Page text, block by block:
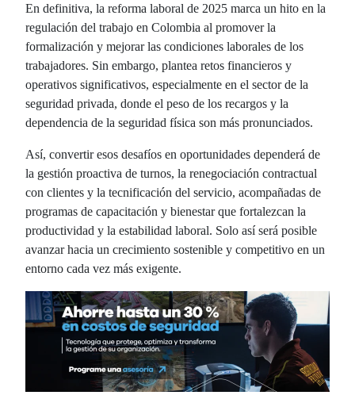
En definitiva, la reforma laboral de 2025 marca un hito en la
regulación del trabajo en Colombia al promover la
formalización y mejorar las condiciones laborales de los
trabajadores. Sin embargo, plantea retos financieros y
operativos significativos, especialmente en el sector de la
seguridad privada, donde el peso de los recargos y la
dependencia de la seguridad física son más pronunciados.
Así, convertir esos desafíos en oportunidades dependerá de
la gestión proactiva de turnos, la renegociación contractual
con clientes y la tecnificación del servicio, acompañadas de
programas de capacitación y bienestar que fortalezcan la
productividad y la estabilidad laboral. Solo así será posible
avanzar hacia un crecimiento sostenible y competitivo en un
entorno cada vez más exigente.